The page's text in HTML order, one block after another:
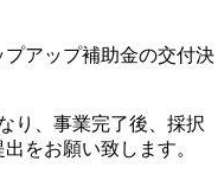
アップ補助金の交付決
り、事業完了後、採択
をお願い致します。